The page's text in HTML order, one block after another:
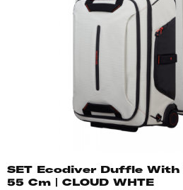
SET Ecodiver Duffle With
55 Cm | CLOUD WHTE